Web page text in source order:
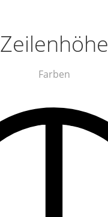
Zeilenhöhe
Farben